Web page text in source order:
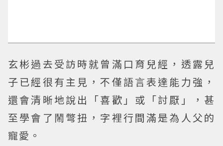
玄彬過去受訪時就曾滿口育兒經，透露兒
子已經很有主見，不僅語言表達能力強，
還會清晰地說出「喜歡」或「討厭」，甚
至學會了鬧彆扭，字裡行間滿是為人父的
寵愛。